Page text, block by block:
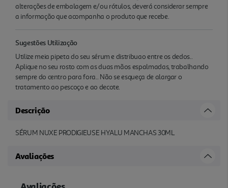
alterações de embalagem e/ou rótulos, deverá considerar sempre
a informação que acompanha o produto que recebe.
Sugestões Utilização
Utilize meia pipeta do seu sérum e distribuao entre os dedos..
Aplique no seu rosto com as duas mãos espalmadas, trabalhando
sempre do centro para fora.. Não se esqueça de alargar o
tratamento ao pescoço e ao decote.
Descrição
SÉRUM NUXE PRODIGIEUSE HYALU MANCHAS 30ML
Avaliações